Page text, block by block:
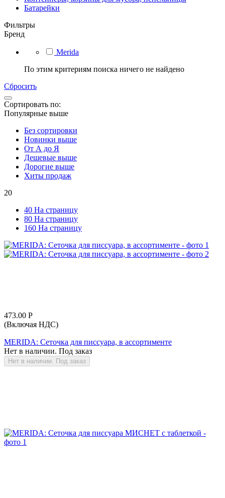
Батарейки
Фильтры
Бренд
Merida
По этим критериям поиска ничего не найдено
Сбросить
Сортировать по:
Популярные выше
Без сортировки
Новинки выше
От А до Я
Дешевые выше
Дорогие выше
Хиты продаж
20
40 На страницу
80 На страницу
160 На страницу
473.00 Р
(Включая НДС)
MERIDA: Сеточка для писсуара, в ассортименте
Нет в наличии. Под заказ
Нет в наличии. Под заказ